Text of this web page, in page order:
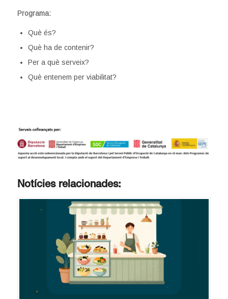
Programa:
Què és?
Què ha de contenir?
Per a què serveix?
Què entenem per viabilitat?
Notícies relacionades: